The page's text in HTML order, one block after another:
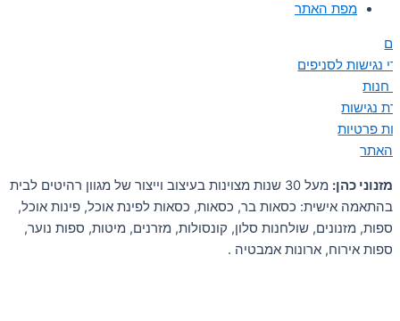
מפת האתר
נגישות לסניפים
חנות
נגישות
פרטיות
האתר
מזנוני כהן:
מעל 30 שנות מצוינות בעיצוב וייצור של מגוון רהיטים לבית
בהתאמה אישית: כסאות בר, כסאות, כסאות לפינת אוכל, פינות אוכל,
ספות, מזנונים, שולחנות סלון, קונסולות, מזרנים, מיטות, ספות נוער,
ספות אירוח, ארונות אמבטיה .